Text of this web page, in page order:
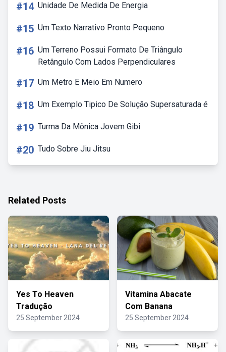
#14 Unidade De Medida De Energia
#15 Um Texto Narrativo Pronto Pequeno
#16 Um Terreno Possui Formato De Triângulo
Retângulo Com Lados Perpendiculares
#17 Um Metro E Meio Em Numero
#18 Um Exemplo Tipico De Solução Supersaturada é
#19 Turma Da Mônica Jovem Gibi
#20 Tudo Sobre Jiu Jitsu
Related Posts
Yes To Heaven
Tradução
25 September 2024
Vitamina Abacate
Com Banana
25 September 2024